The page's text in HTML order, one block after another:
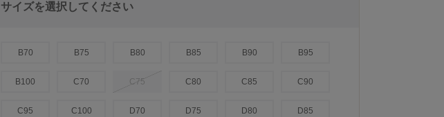
サイズを選択してください
B70 B75 B80 B85 B90 B95
B100 C70 C75 C80 C85 C90
C95 C100 D70 D75 D80 D85